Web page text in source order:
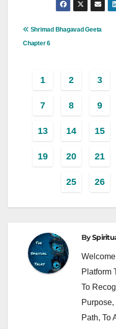
PostShrimad Bhagavad Geeta
Chapter 6
1 2 3
7 8 9
13 14 15
19 20 21
25 26
By
Platform
To
Path, To